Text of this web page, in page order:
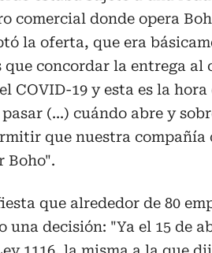
comercial donde opera
la oferta, que era
concordar la entrega al
COVID-19 y esta es la
(...) cuándo abre y
que nuestra compañía
Boho".
que alrededor de 80
una decisión: "Ya el 15 de